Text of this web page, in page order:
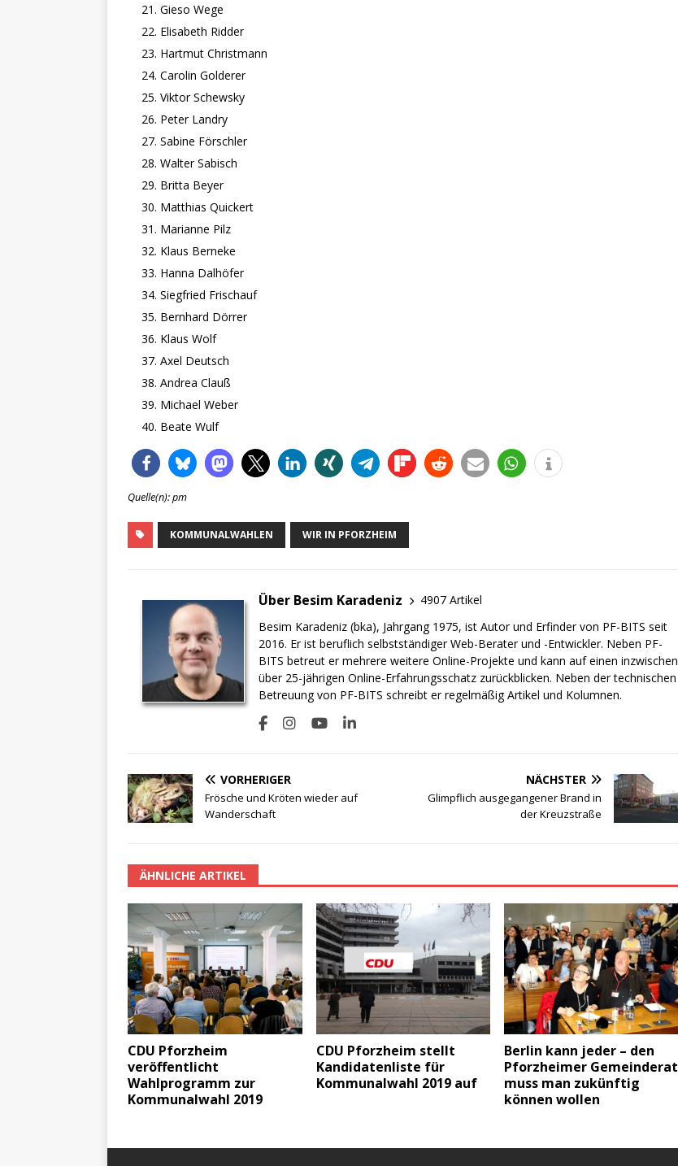
Gieso Wege
Elisabeth Ridder
Hartmut Christmann
Carolin Golderer
Viktor Schewsky
Peter Landry
Sabine Förschler
Walter Sabisch
Britta Beyer
Matthias Quickert
Marianne Pilz
Klaus Berneke
Hanna Dalhöfer
Siegfried Frischauf
Bernhard Dörrer
Klaus Wolf
Axel Deutsch
Andrea Clauß
Michael Weber
Beate Wulf
Quelle(n): pm
KOMMUNALWAHLEN WIR IN PFORZHEIM
Über Besim Karadeniz
4907 Artikel
Besim Karadeniz (bka), Jahrgang 1975, ist Autor und Erfinder von PF-BITS seit
2016. Er ist beruflich selbstständiger Web-Berater und -Entwickler. Neben PF-
BITS betreut er mehrere weitere Online-Projekte und kann auf einen inzwischen
über 25-jährigen Online-Erfahrungsschatz zurückblicken. Neben der technischen
Betreuung von PF-BITS schreibt er regelmäßig Artikel und Kolumnen.
VORHERIGER
Frösche und Kröten wieder auf
Wanderschaft
NÄCHSTER
Glimpflich ausgegangener Brand in
der Kreuzstraße
ÄHNLICHE ARTIKEL
CDU Pforzheim
veröffentlicht
Wahlprogramm zur
Kommunalwahl 2019
CDU Pforzheim stellt
Kandidatenliste für
Kommunalwahl 2019 auf
Berlin kann jeder – den
Pforzheimer Gemeinderat
muss man zukünftig
können wollen